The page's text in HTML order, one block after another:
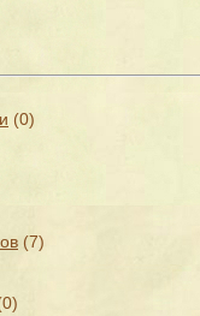
(0)
(7)